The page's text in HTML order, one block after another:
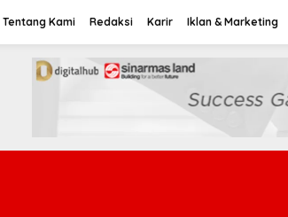
Tentang Kami Redaksi Karir Iklan & Marketing